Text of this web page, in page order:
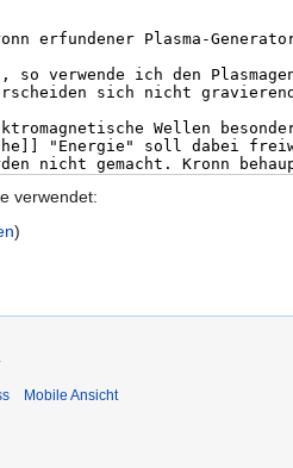
verwendet:
)
Mobile Ansicht